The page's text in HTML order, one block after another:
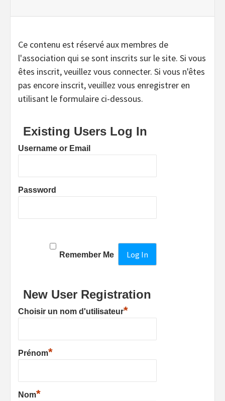
Ce contenu est réservé aux membres de
l'association qui se sont inscrits sur le site. Si vous
êtes inscrit, veuillez vous connecter. Si vous n'êtes
pas encore inscrit, veuillez vous enregistrer en
utilisant le formulaire ci-dessous.
Existing Users Log In
Username or Email
Password
Remember Me
New User Registration
Choisir un nom d'utilisateur*
Prénom*
Nom*